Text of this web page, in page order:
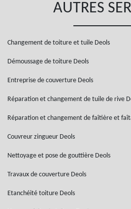
AUTRES
Changement de toiture et tuile Deols
Démoussage de toiture Deols
Entreprise de couverture Deols
Réparation et changement de tuile de rive
Réparation et changement de faîtière et
Couvreur zingueur Deols
Nettoyage et pose de gouttière Deols
Travaux de couverture Deols
Etanchéité toiture Deols